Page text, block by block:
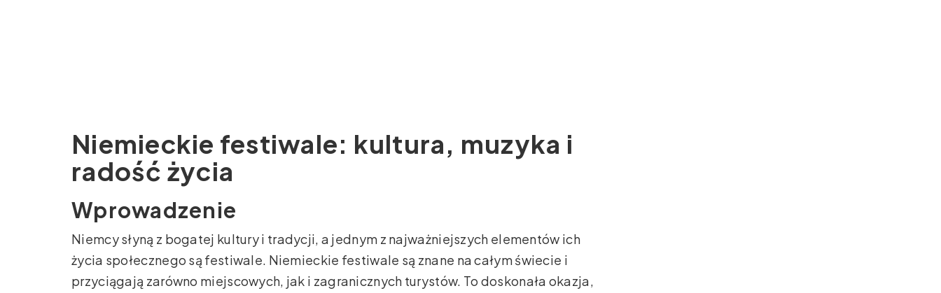
Niemieckie festiwale: kultura, muzyka i
radość życia
Wprowadzenie
Niemcy słyną z bogatej kultury i tradycji, a jednym z najważniejszych elementów ich
życia społecznego są festiwale. Niemieckie festiwale są znane na całym świecie i
przyciągają zarówno miejscowych, jak i zagranicznych turystów. To doskonała okazja,